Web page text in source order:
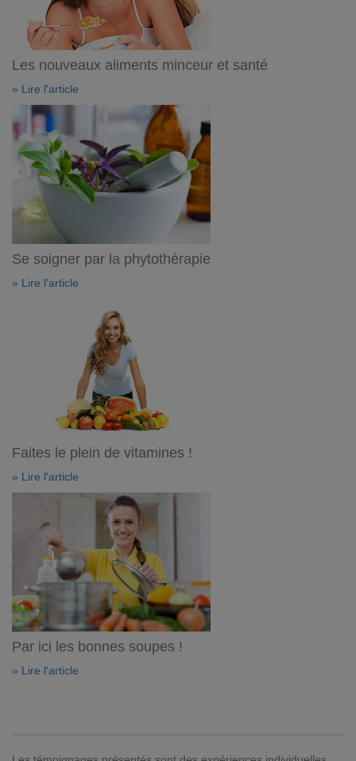
Les nouveaux aliments minceur et santé
» Lire l'article
Se soigner par la phytothérapie
» Lire l'article
Faites le plein de vitamines !
» Lire l'article
Par ici les bonnes soupes !
» Lire l'article